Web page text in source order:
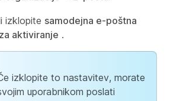
izklopite samodejna e-poštna
aktiviranje .
izklopite to nastavitev, morate
uporabnikom poslati